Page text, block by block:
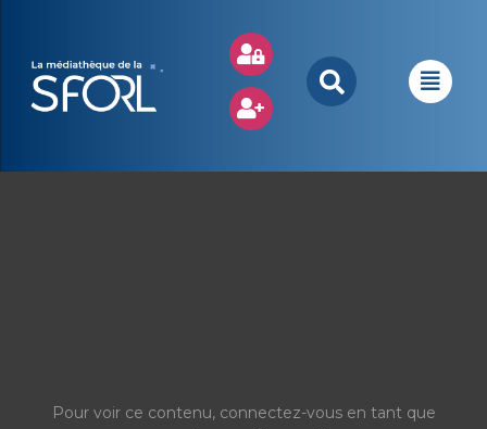
Pour voir ce contenu, connectez-vous en tant que